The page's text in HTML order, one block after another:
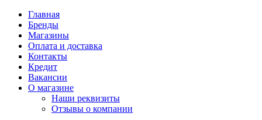
Главная
Бренды
Магазины
Оплата и доставка
Контакты
Кредит
Вакансии
О магазине
Наши реквизиты
Отзывы о компании